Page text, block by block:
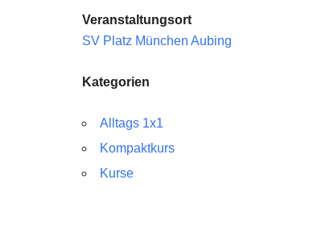
Veranstaltungsort
SV Platz München Aubing
Kategorien
Alltags 1x1
Kompaktkurs
Kurse